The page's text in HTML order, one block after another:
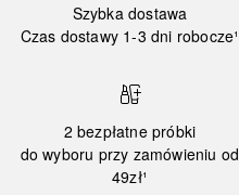
Szybka dostawa
Czas dostawy 1-3 dni robocze¹
2 bezpłatne próbki
do wyboru przy zamówieniu od
49zł¹